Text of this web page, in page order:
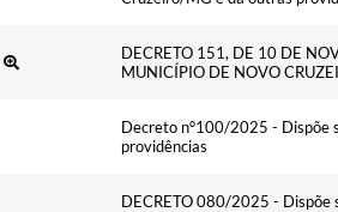
DECRETO 151, DE 10 DE
MUNICÍPIO DE NOVO
Decreto n°100/2025 - Dispõe
providências
DECRETO 080/2025 - Dispõe